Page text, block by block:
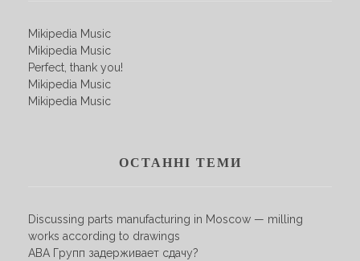
Mikipedia Music
Mikipedia Music
Perfect, thank you!
Mikipedia Music
Mikipedia Music
ОСТАННІ ТЕМИ
Discussing parts manufacturing in Moscow — milling
works according to drawings
АВА Групп задерживает сдачу?